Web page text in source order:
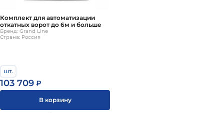
Комплект для автоматизации
откатных ворот до 6м и больше
Бренд: Grand Line
Страна: Россия
шт.
103 709 ₽
В корзину